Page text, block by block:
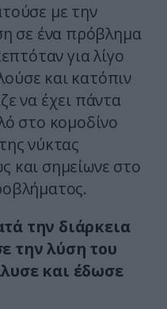
με την
σε ένα πρόβλημα
για λίγο
και κατόπιν
να έχει πάντα
στο κομοδίνο
νύκτας
και σημείωνε στο
την διάρκεια
την λύση του
και έδωσε